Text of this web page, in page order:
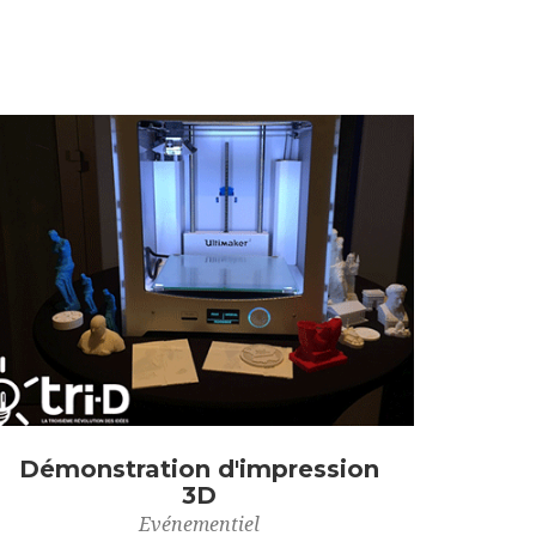
Démonstration d'impression
3D
Evénementiel